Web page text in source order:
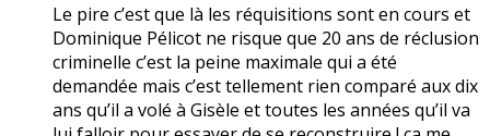
Le pire c’est que là les réquisitions sont en cours et
Dominique Pélicot ne risque que 20 ans de réclusion
criminelle c’est la peine maximale qui a été
demandée mais c’est tellement rien comparé aux dix
ans qu’il a volé à Gisèle et toutes les années qu’il va